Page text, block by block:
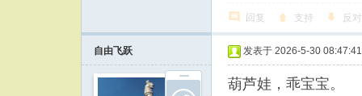
回复 支持 反对
自由飞跃 发表于 2026-5-30 08:47:41
葫芦娃，乖宝宝。